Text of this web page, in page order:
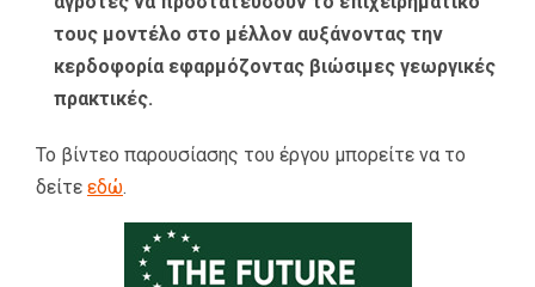
τους μοντέλο στο μέλλον αυξάνοντας την
κερδοφορία εφαρμόζοντας βιώσιμες γεωργικές
πρακτικές.
Το βίντεο παρουσίασης του έργου μπορείτε να το
δείτε εδώ.